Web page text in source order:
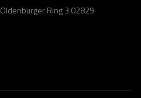
Ring 3 02829